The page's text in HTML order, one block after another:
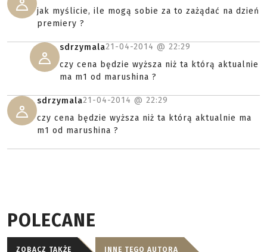
jak myślicie, ile mogą sobie za to zażądać na dzień
premiery ?
sdrzymala21-04-2014 @ 22:29
czy cena będzie wyższa niż ta którą aktualnie
ma m1 od marushina ?
sdrzymala21-04-2014 @ 22:29
czy cena będzie wyższa niż ta którą aktualnie ma
m1 od marushina ?
POLECANE
ZOBACZ TAKŻE INNE TEGO AUTORA